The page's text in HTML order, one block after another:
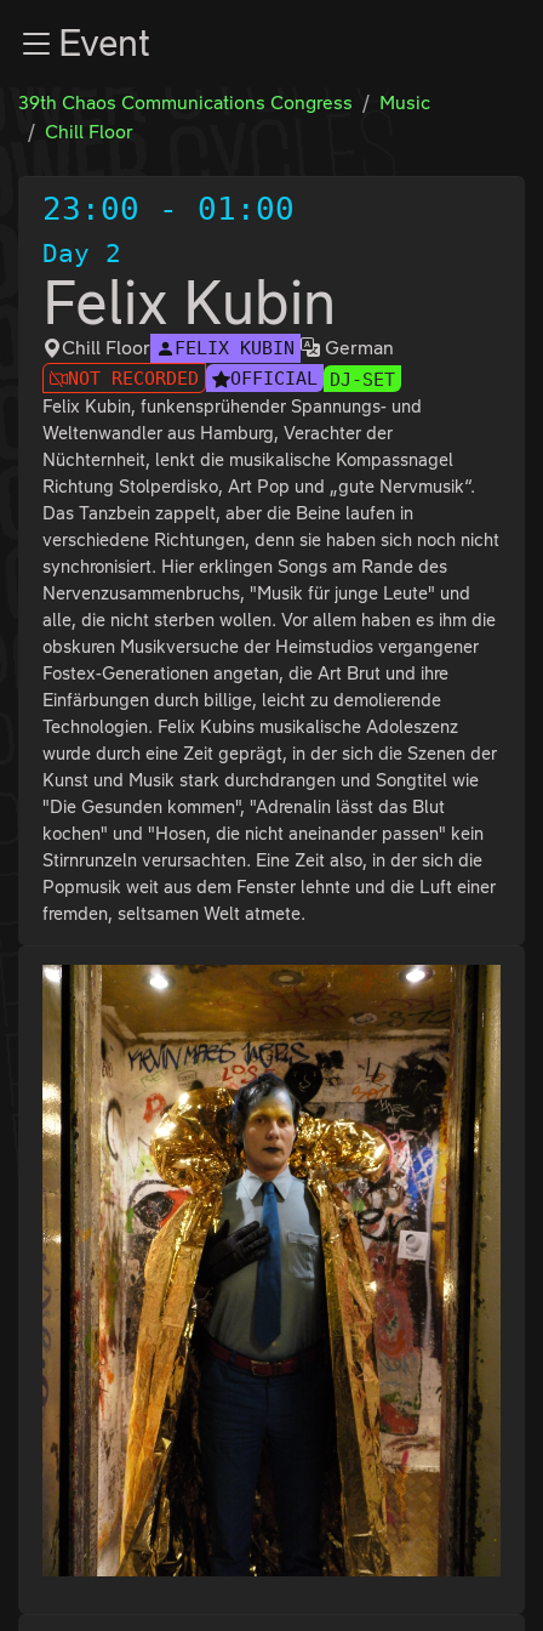
Zum InhaltEvent
39th Chaos Communications Congress
Music
Chill Floor
23:00 - 01:00
Day 2
Felix Kubin
Chill Floor FELIX KUBIN German
NOT RECORDED OFFICIAL DJ-SET
Felix Kubin, funkensprühender Spannungs- und
Weltenwandler aus Hamburg, Verachter der
Nüchternheit, lenkt die musikalische Kompassnagel
Richtung Stolperdisko, Art Pop und „gute Nervmusik“.
Das Tanzbein zappelt, aber die Beine laufen in
verschiedene Richtungen, denn sie haben sich noch nicht
synchronisiert. Hier erklingen Songs am Rande des
Nervenzusammenbruchs, "Musik für junge Leute" und
alle, die nicht sterben wollen. Vor allem haben es ihm die
obskuren Musikversuche der Heimstudios vergangener
Fostex-Generationen angetan, die Art Brut und ihre
Einfärbungen durch billige, leicht zu demolierende
Technologien. Felix Kubins musikalische Adoleszenz
wurde durch eine Zeit geprägt, in der sich die Szenen der
Kunst und Musik stark durchdrangen und Songtitel wie
"Die Gesunden kommen", "Adrenalin lässt das Blut
kochen" und "Hosen, die nicht aneinander passen" kein
Stirnrunzeln verursachten. Eine Zeit also, in der sich die
Popmusik weit aus dem Fenster lehnte und die Luft einer
fremden, seltsamen Welt atmete.